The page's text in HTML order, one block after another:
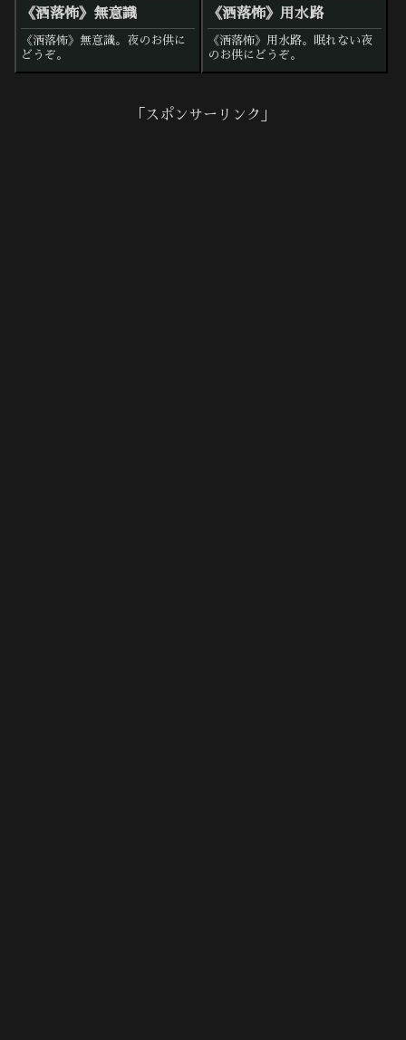
《洒落怖》無意識
《洒落怖》無意識。夜のお供に
どうぞ。
《洒落怖》用水路
《洒落怖》用水路。眠れない夜
のお供にどうぞ。
「スポンサーリンク」